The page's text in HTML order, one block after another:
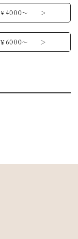
￥4000～ ＞
￥6000～ ＞